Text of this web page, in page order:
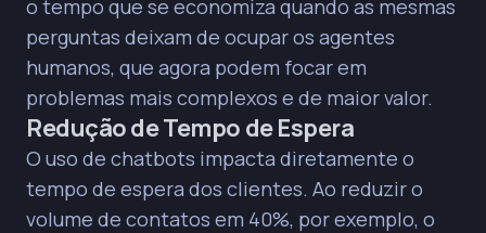
experiência de atendimento ao cliente
satisfatória e eficiente.
o tempo que se economiza quando as mesmas
perguntas deixam de ocupar os agentes
humanos, que agora podem focar em
problemas mais complexos e de maior valor.
Redução de Tempo de Espera
O uso de chatbots impacta diretamente o
tempo de espera dos clientes. Ao reduzir o
volume de contatos em 40%, por exemplo, o